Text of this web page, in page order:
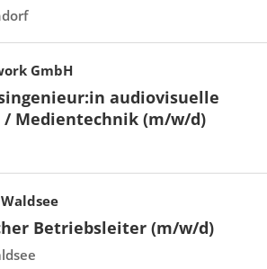
GmbH
audiovisuelle
/ Medientechnik (m/w/d)
Betriebsleiter (m/w/d)